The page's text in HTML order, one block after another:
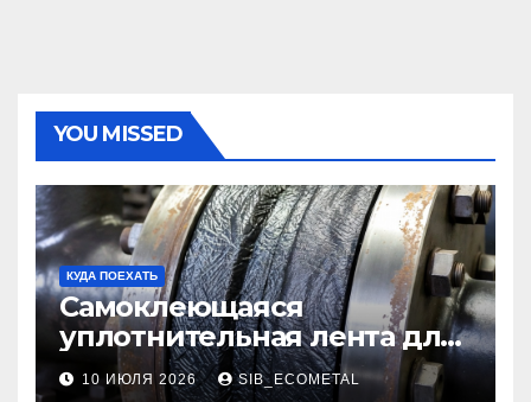
YOU MISSED
КУДА ПОЕХАТЬ
Самоклеющаяся
уплотнительная лента для
огнезащиты фланцевых
10 ИЮЛЯ 2026 SIB_ECOMETAL